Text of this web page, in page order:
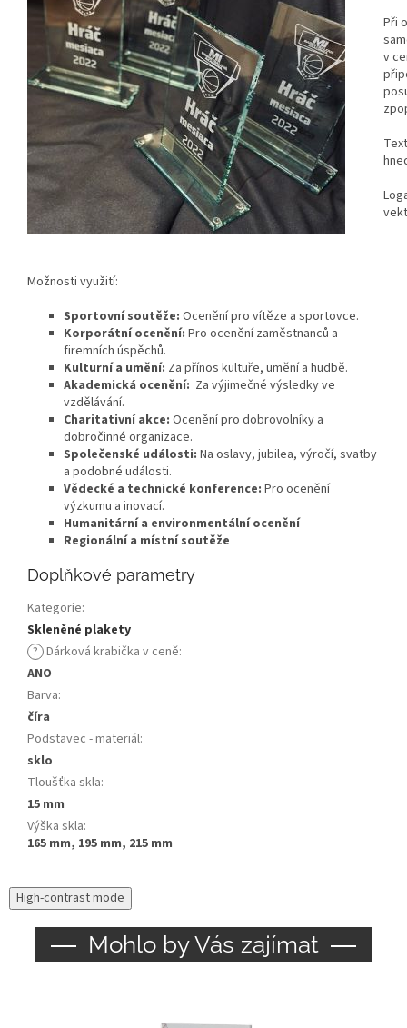
Při
v
Možnosti využití:
Sportovní soutěže: Ocenění pro vítěze a sportovce.
Korporátní ocenění: Pro ocenění zaměstnanců a
firemních úspěchů.
Kulturní a umění: Za přínos kultuře, umění a hudbě.
Akademická ocenění: Za výjimečné výsledky ve
vzdělávání.
Charitativní akce: Ocenění pro dobrovolníky a
dobročinné organizace.
Společenské události: Na oslavy, jubilea, výročí, svatby
a podobné události.
Vědecké a technické konference: Pro ocenění
výzkumu a inovací.
Humanitární a environmentální ocenění
Regionální a místní soutěže
Doplňkové parametry
Kategorie:
Skleněné plakety
? Dárková krabička v ceně:
ANO
Barva:
číra
Podstavec - materiál:
sklo
Tloušťka skla:
15 mm
Výška skla:
165 mm, 195 mm, 215 mm
High-contrast mode
Mohlo by Vás zajímat